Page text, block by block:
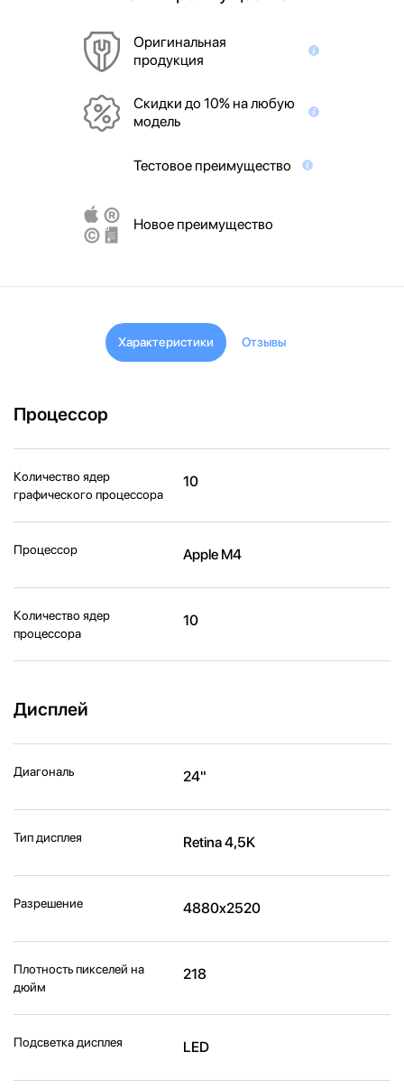
Оригинальная
продукция
Скидки до 10% на любую
модель
Тестовое преимущество
Новое преимущество
Характеристики Отзывы
Процессор
Количество ядер
графического процессора
10
Процессор Apple M4
Количество ядер
процессора
10
Дисплей
Диагональ 24"
Тип дисплея Retina 4,5K
Разрешение 4880x2520
Плотность пикселей на
дюйм
218
Подсветка дисплея LED